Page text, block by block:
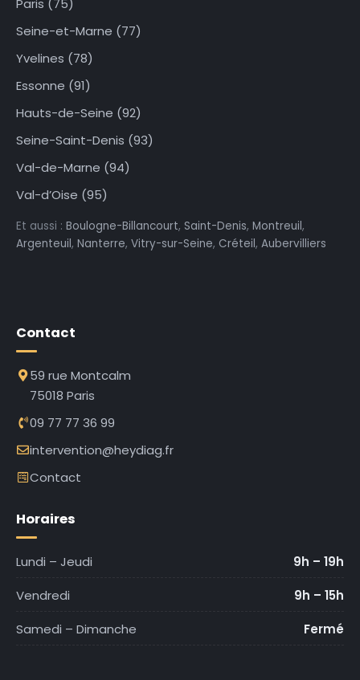
Paris (75)
Seine-et-Marne (77)
Yvelines (78)
Essonne (91)
Hauts-de-Seine (92)
Seine-Saint-Denis (93)
Val-de-Marne (94)
Val-d’Oise (95)
Et aussi : Boulogne-Billancourt, Saint-Denis, Montreuil,
Argenteuil, Nanterre, Vitry-sur-Seine, Créteil, Aubervilliers
Contact
59 rue Montcalm
75018 Paris
09 77 77 36 99
intervention@heydiag.fr
Contact
Horaires
Lundi – Jeudi
9h – 19h
Vendredi
9h – 15h
Samedi – Dimanche
Fermé